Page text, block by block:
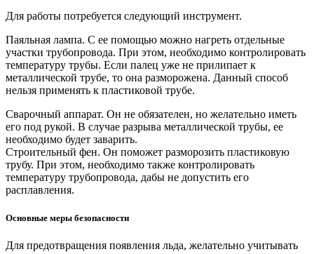
Для работы потребуется следующий инструмент.
Паяльная лампа. С ее помощью можно нагреть отдельные
участки трубопровода. При этом, необходимо контролировать
температуру трубы. Если палец уже не прилипает к
металлической трубе, то она разморожена. Данный способ
нельзя применять к пластиковой трубе.
Сварочный аппарат. Он не обязателен, но желательно иметь
его под рукой. В случае разрыва металлической трубы, ее
необходимо будет заварить.
Строительный фен. Он поможет разморозить пластиковую
трубу. При этом, необходимо также контролировать
температуру трубопровода, дабы не допустить его
расплавления.
Основные меры безопасности
Для предотвращения появления льда, желательно учитывать